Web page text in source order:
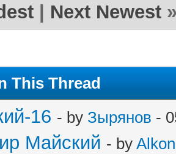
Next Newest
This Thread
16 - by Зырянов -
Майский - by